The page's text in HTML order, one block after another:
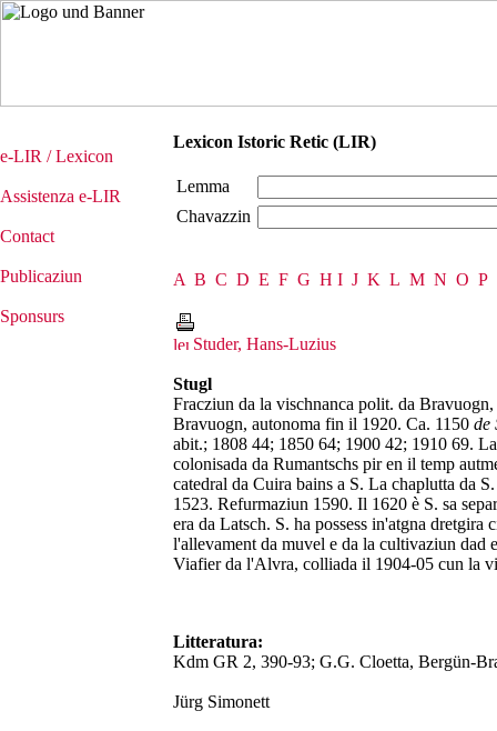
e-LIR / Lexicon
Assistenza e-LIR
Contact
Publicaziun
Sponsurs
Lexicon Istoric Retic (LIR)
Lemma
Chavazzin
A B C D E F G H I J K L M N O P
Studer, Hans-Luzius
Stugl
Fracziun da la vischnanca polit. da
Bravuogn, autonoma fin il 1920. Ca. 1150 de
abit.; 1808 44; 1850 64; 1900 42; 1910 69.
colonisada da Rumantschs pir en il temp
catedral da Cuira bains a S. La chaplutta da
1523. Refurmaziun 1590. Il 1620 è S. sa
era da Latsch. S. ha possess in'atgna
l'allevament da muvel e da la cultivaziun dad
Viafier da l'Alvra, colliada il 1904-05 cun la
Litteratura:
Kdm GR 2, 390-93; G.G. Cloetta, Bergün-
Jürg Simonett